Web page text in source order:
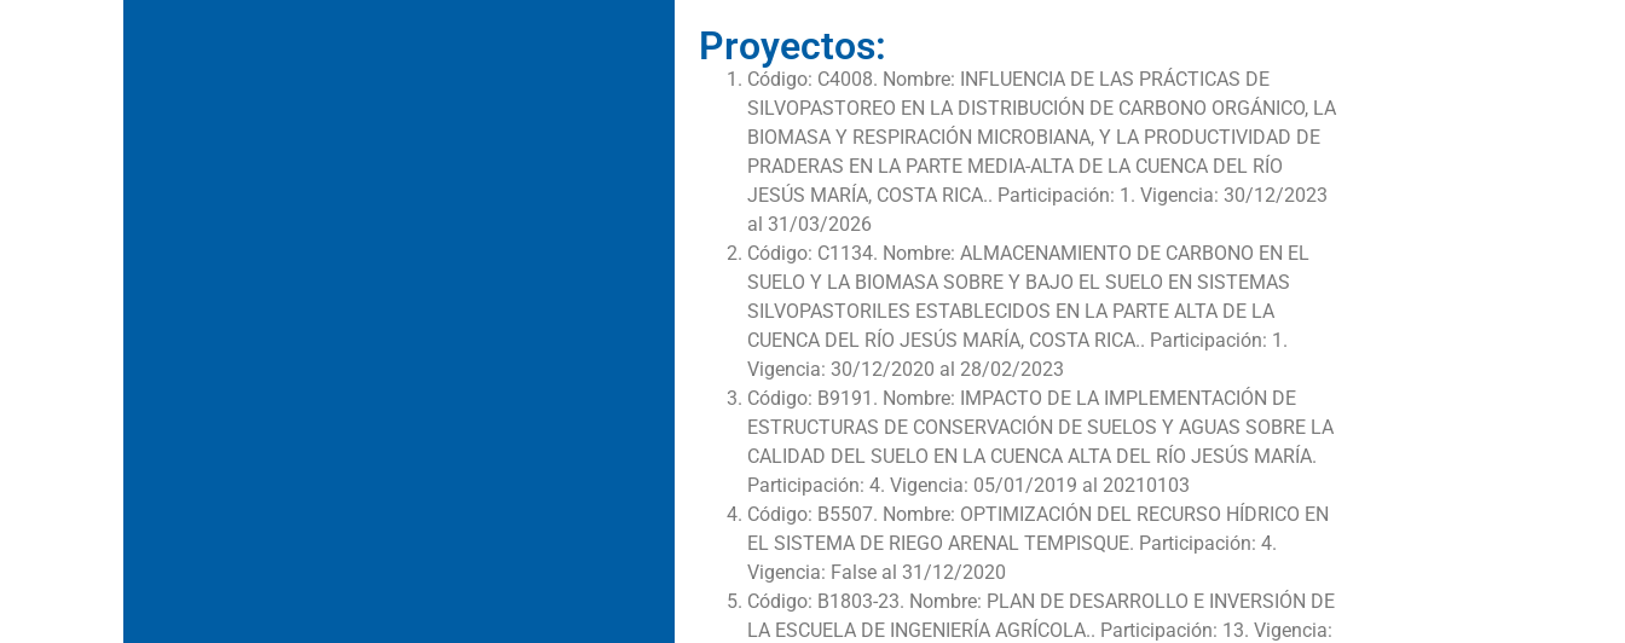
Proyectos:
Código: C4008. Nombre: INFLUENCIA DE LAS PRÁCTICAS DE
SILVOPASTOREO EN LA DISTRIBUCIÓN DE CARBONO ORGÁNICO, LA
BIOMASA Y RESPIRACIÓN MICROBIANA, Y LA PRODUCTIVIDAD DE
PRADERAS EN LA PARTE MEDIA-ALTA DE LA CUENCA DEL RÍO
JESÚS MARÍA, COSTA RICA.. Participación: 1. Vigencia: 30/12/2023
al 31/03/2026
Código: C1134. Nombre: ALMACENAMIENTO DE CARBONO EN EL
SUELO Y LA BIOMASA SOBRE Y BAJO EL SUELO EN SISTEMAS
SILVOPASTORILES ESTABLECIDOS EN LA PARTE ALTA DE LA
CUENCA DEL RÍO JESÚS MARÍA, COSTA RICA.. Participación: 1.
Vigencia: 30/12/2020 al 28/02/2023
Código: B9191. Nombre: IMPACTO DE LA IMPLEMENTACIÓN DE
ESTRUCTURAS DE CONSERVACIÓN DE SUELOS Y AGUAS SOBRE LA
CALIDAD DEL SUELO EN LA CUENCA ALTA DEL RÍO JESÚS MARÍA.
Participación: 4. Vigencia: 05/01/2019 al 20210103
Código: B5507. Nombre: OPTIMIZACIÓN DEL RECURSO HÍDRICO EN
EL SISTEMA DE RIEGO ARENAL TEMPISQUE. Participación: 4.
Vigencia: False al 31/12/2020
Código: B1803-23. Nombre: PLAN DE DESARROLLO E INVERSIÓN DE
LA ESCUELA DE INGENIERÍA AGRÍCOLA.. Participación: 13. Vigencia: